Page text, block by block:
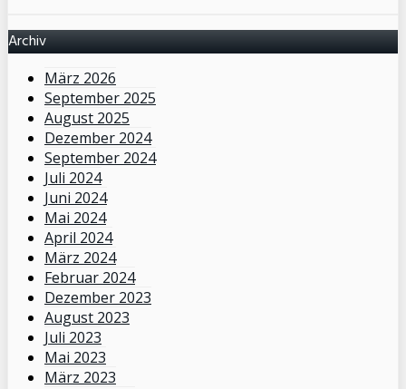
Archiv
März 2026
September 2025
August 2025
Dezember 2024
September 2024
Juli 2024
Juni 2024
Mai 2024
April 2024
März 2024
Februar 2024
Dezember 2023
August 2023
Juli 2023
Mai 2023
März 2023